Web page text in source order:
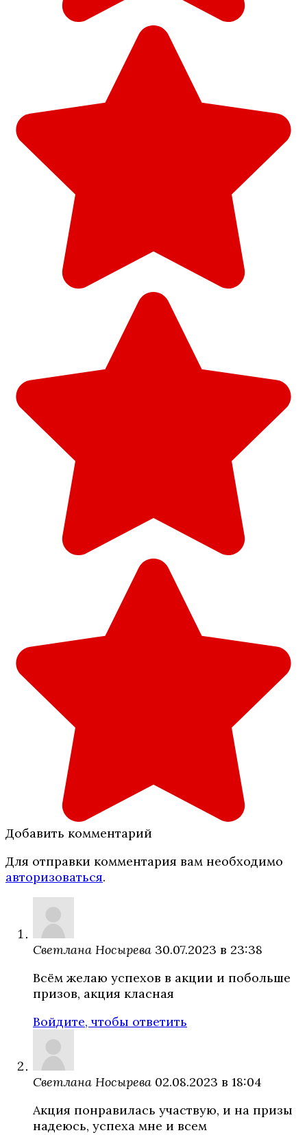
Добавить комментарий
Для отправки комментария вам необходимо
авторизоваться.
Светлана Носырева 30.07.2023 в 23:38
Всём желаю успехов в акции и побольше
призов, акция класная
Войдите, чтобы ответить
Светлана Носырева 02.08.2023 в 18:04
Акция понравилась участвую, и на призы
надеюсь, успеха мне и всем